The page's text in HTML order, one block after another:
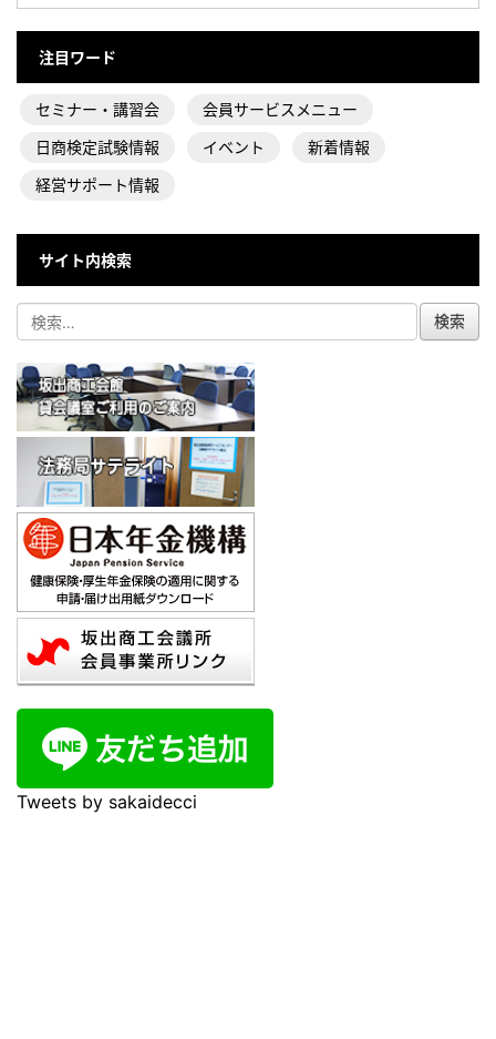
注目ワード
セミナー・講習会
会員サービスメニュー
日商検定試験情報
イベント
新着情報
経営サポート情報
サイト内検索
Tweets by sakaidecci